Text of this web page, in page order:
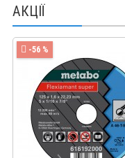
АКЦІЇ
-56 %